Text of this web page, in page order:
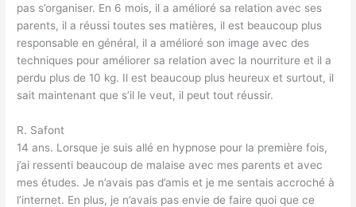
pas s’organiser. En 6 mois, il a amélioré sa relation avec ses
parents, il a réussi toutes ses matières, il est beaucoup plus
responsable en général, il a amélioré son image avec des
techniques pour améliorer sa relation avec la nourriture et il a
perdu plus de 10 kg. Il est beaucoup plus heureux et surtout, il
sait maintenant que s’il le veut, il peut tout réussir.
R. Safont
14 ans. Lorsque je suis allé en hypnose pour la première fois,
j’ai ressenti beaucoup de malaise avec mes parents et avec
mes études. Je n’avais pas d’amis et je me sentais accroché à
l’internet. En plus, je n’avais pas envie de faire quoi que ce